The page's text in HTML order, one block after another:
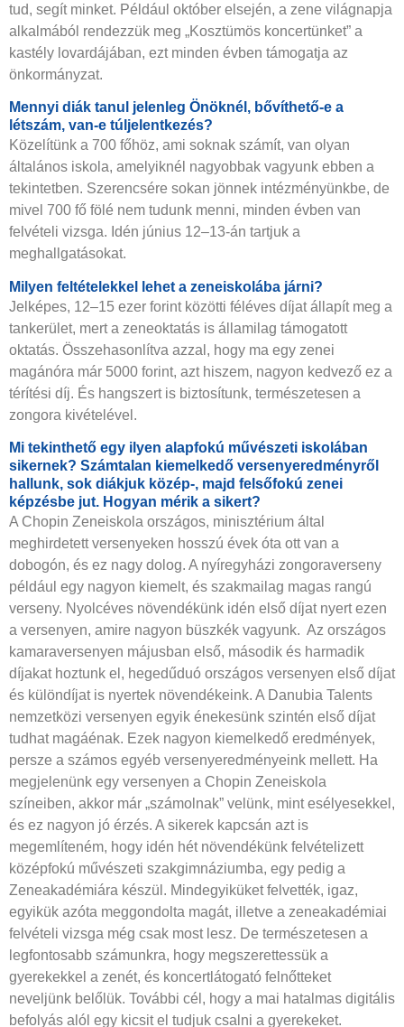
tud, segít minket. Például október elsején, a zene világnapja
alkalmából rendezzük meg „Kosztümös koncertünket” a
kastély lovardájában, ezt minden évben támogatja az
önkormányzat.
Mennyi diák tanul jelenleg Önöknél, bővíthető-e a
létszám, van-e túljelentkezés?
Közelítünk a 700 főhöz, ami soknak számít, van olyan
általános iskola, amelyiknél nagyobbak vagyunk ebben a
tekintetben. Szerencsére sokan jönnek intézményünkbe, de
mivel 700 fő fölé nem tudunk menni, minden évben van
felvételi vizsga. Idén június 12–13-án tartjuk a
meghallgatásokat.
Milyen feltételekkel lehet a zeneiskolába járni?
Jelképes, 12–15 ezer forint közötti féléves díjat állapít meg a
tankerület, mert a zeneoktatás is államilag támogatott
oktatás. Összehasonlítva azzal, hogy ma egy zenei
magánóra már 5000 forint, azt hiszem, nagyon kedvező ez a
térítési díj. És hangszert is biztosítunk, természetesen a
zongora kivételével.
Mi tekinthető egy ilyen alapfokú művészeti iskolában
sikernek? Számtalan kiemelkedő versenyeredményről
hallunk, sok diákjuk közép-, majd felsőfokú zenei
képzésbe jut. Hogyan mérik a sikert?
A Chopin Zeneiskola országos, minisztérium által
meghirdetett versenyeken hosszú évek óta ott van a
dobogón, és ez nagy dolog. A nyíregyházi zongoraverseny
például egy nagyon kiemelt, és szakmailag magas rangú
verseny. Nyolcéves növendékünk idén első díjat nyert ezen
a versenyen, amire nagyon büszkék vagyunk. Az országos
kamaraversenyen májusban első, második és harmadik
díjakat hoztunk el, hegedűduó országos versenyen első díjat
és különdíjat is nyertek növendékeink. A Danubia Talents
nemzetközi versenyen egyik énekesünk szintén első díjat
tudhat magáé­nak. Ezek nagyon kiemelkedő eredmények,
persze a számos egyéb versenyeredményeink mellett. Ha
megjelenünk egy versenyen a Chopin Zeneiskola
színeiben, akkor már „számolnak” velünk, mint esélyesekkel,
és ez nagyon jó érzés. A sikerek kapcsán azt is
megemlíteném, hogy idén hét növendékünk felvételizett
középfokú művészeti szakgimnáziumba, egy pedig a
Zeneakadémiára készül. Mindegyiküket felvették, igaz,
egyikük azóta meggon­dolta magát, illetve a zeneakadémiai
felvételi vizsga még csak most lesz. De természetesen a
legfontosabb számunkra, hogy megszerettessük a
gyerekekkel a zenét, és koncertlátogató felnőtteket
neveljünk belőlük. További cél, hogy a mai hatalmas digitális
befolyás alól egy kicsit el tudjuk csalni a gyerekeket.